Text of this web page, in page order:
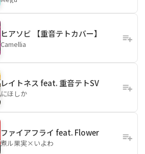
ヒアソビ 【重音テトカバー】
Camellia
レイトネス feat. 重音テトSV
にほしか
ファイアフライ feat. Flower
煮ル果実×いよわ